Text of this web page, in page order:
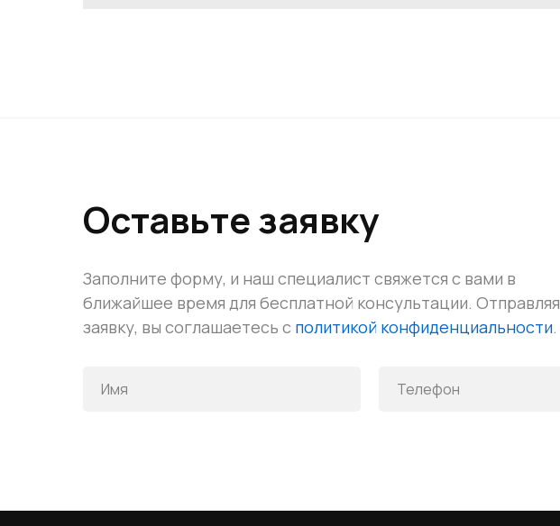
Оставьте заявку
Заполните форму, и наш специалист свяжется с вами в
ближайшее время для бесплатной консультации. Отправляя
заявку, вы соглашаетесь с политикой конфиденциальности.